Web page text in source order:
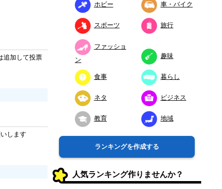
追加して投票
します
ホビー 車・バイク
スポーツ 旅行
ファッショ
ン
趣味
食事 暮らし
ネタ ビジネス
教育 地域
ランキングを作成する
人気ランキング作りませんか？